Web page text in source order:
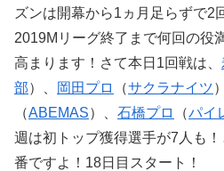
ズンは開幕から1ヵ月足らずで2
2019Mリーグ終了まで何回の役
高まります！さて本日1回戦は、
部）、 岡田プロ （サクラナイツ
（ABEMAS）、 石橋プロ （パイ
週は初トップ獲得選手が7人も
番ですよ！18日目スタート！